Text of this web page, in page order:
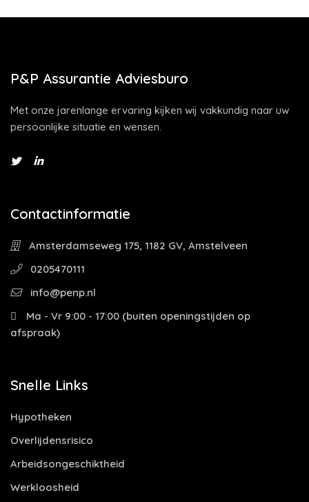
P&P Assurantie Adviesburo
Met onze jarenlange ervaring kijken wij vakkundig naar uw
persoonlijke situatie en wensen.
Contactinformatie
Amsterdamseweg 175, 1182 GV, Amstelveen
0205470111
info@penp.nl
Ma - Vr 9:00 - 17:00 (buiten openingstijden op
afspraak)
Snelle Links
Hypotheken
Overlijdensrisico
Arbeidsongeschiktheid
Werkloosheid